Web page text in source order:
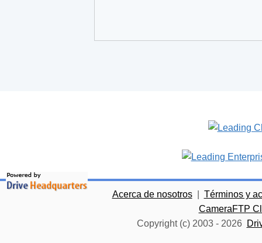
Acerca de nosotros
Términos y
CameraFTP
Copyright (c) 2003 - 2026